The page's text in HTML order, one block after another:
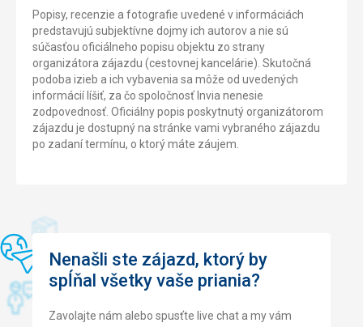
Popisy, recenzie a fotografie uvedené v informáciách
predstavujú subjektívne dojmy ich autorov a nie sú
súčasťou oficiálneho popisu objektu zo strany
organizátora zájazdu (cestovnej kancelárie). Skutočná
podoba izieb a ich vybavenia sa môže od uvedených
informácií líšiť, za čo spoločnosť Invia nenesie
zodpovednosť. Oficiálny popis poskytnutý organizátorom
zájazdu je dostupný na stránke vami vybraného zájazdu
po zadaní termínu, o ktorý máte záujem.
Nenašli ste zájazd, ktorý by
spĺňal všetky vaše priania?
Zavolajte nám alebo spusťte live chat a my vám